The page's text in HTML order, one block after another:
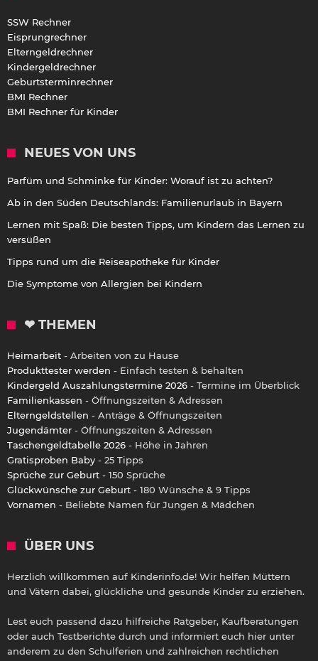
SSW Rechner
Eisprungrechner
Elterngeldrechner
Kindergeldrechner
Geburtsterminrechner
BMI Rechner
BMI Rechner für Kinder
NEUES VON UNS
Parfüm und Schminke für Kinder: Worauf ist zu achten?
Ab in den Süden Deutschlands: Familienurlaub in Bayern
Lernen mit Spaß: Die besten Tipps, um Kindern das Lernen zu
versüßen
Tipps rund um die Reiseapotheke für Kinder
Die Symptome von Allergien bei Kindern
❤ THEMEN
Heimarbeit - Arbeiten von zu Hause
Produkttester werden - Einfach testen & behalten
Kindergeld Auszahlungstermine 2026 - Termine im Überblick
Familienkassen - Öffnungszeiten & Adressen
Elterngeldstellen - Anträge & Öffnungszeiten
Jugendämter - Öffnungszeiten & Adressen
Taschengeldtabelle 2026 - Höhe in Jahren
Gratisproben Baby - 25 Tipps
Sprüche zur Geburt - 150 Sprüche
Glückwünsche zur Geburt - 180 Wünsche & 9 Tipps
Vornamen - Beliebte Namen für Jungen & Mädchen
ÜBER UNS
Herzlich willkommen auf Kinderinfo.de! Wir helfen Müttern
und Vätern dabei, glückliche und gesunde Kinder zu erziehen.
Lest euch passend dazu hilfreiche Ratgeber, Kaufberatungen
oder auch Testberichte durch und informiert euch hier unter
anderem zu den Schulferien und zahlreichen rechtlichen